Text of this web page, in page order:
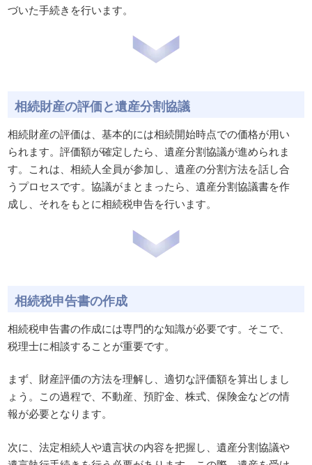
づいた手続きを行います。
相続財産の評価と遺産分割協議
相続財産の評価は、基本的には相続開始時点での価格が用い
られます。評価額が確定したら、遺産分割協議が進められま
す。これは、相続人全員が参加し、遺産の分割方法を話し合
うプロセスです。協議がまとまったら、遺産分割協議書を作
成し、それをもとに相続税申告を行います。
相続税申告書の作成
相続税申告書の作成には専門的な知識が必要です。そこで、
税理士に相談することが重要です。
まず、財産評価の方法を理解し、適切な評価額を算出しまし
ょう。この過程で、不動産、預貯金、株式、保険金などの情
報が必要となります。
次に、法定相続人や遺言状の内容を把握し、遺産分割協議や